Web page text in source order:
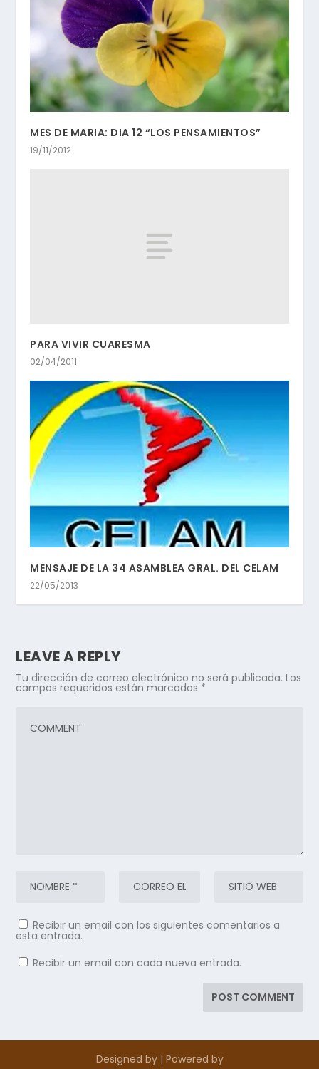
MES DE MARIA: DIA 12 “LOS PENSAMIENTOS”
19/11/2012
PARA VIVIR CUARESMA
02/04/2011
MENSAJE DE LA 34 ASAMBLEA GRAL. DEL CELAM
22/05/2013
LEAVE A REPLY
Tu dirección de correo electrónico no será publicada. Los
campos requeridos están marcados *
Recibir un email con los siguientes comentarios a
esta entrada.
Recibir un email con cada nueva entrada.
Designed by | Powered by